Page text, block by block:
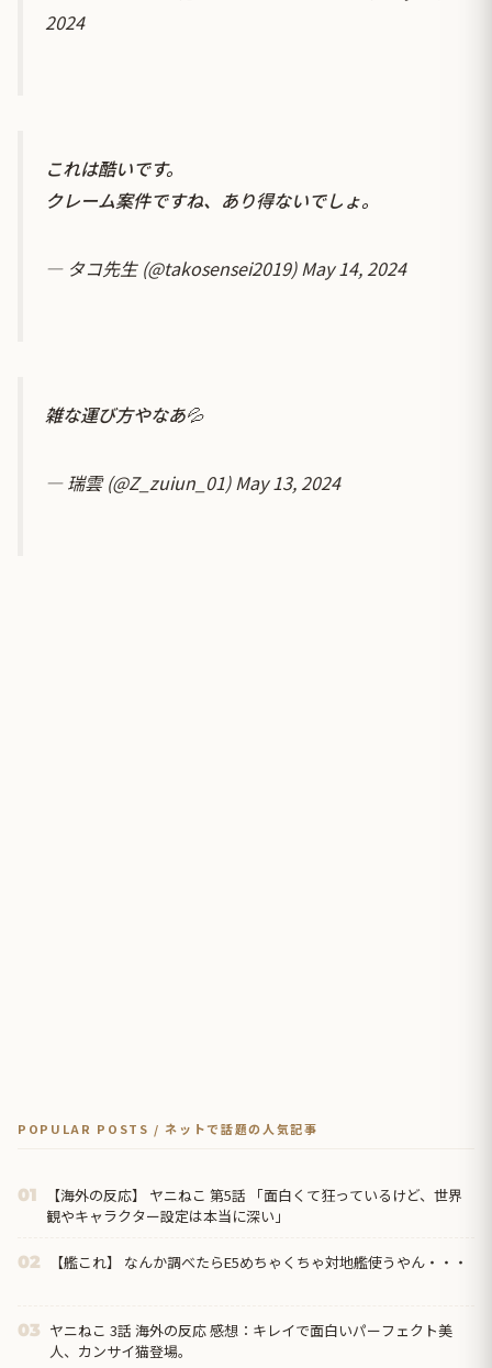
2024
これは酷いです。
クレーム案件ですね、あり得ないでしょ。
— タコ先生 (@takosensei2019)May 14, 2024
雑な運び方やなあ💦
— 瑞雲 (@Z_zuiun_01)May 13, 2024
POPULAR POSTS / ネットで話題の人気記事
01
【海外の反応】 ヤニねこ 第5話 「面白くて狂っているけど、世界
観やキャラクター設定は本当に深い」
02 【艦これ】 なんか調べたらE5めちゃくちゃ対地艦使うやん・・・
03 ヤニねこ 3話 海外の反応 感想：キレイで面白いパーフェクト美
人、カンサイ猫登場。